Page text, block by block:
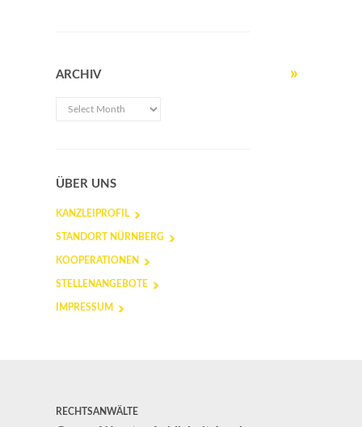
ARCHIV
ÜBER UNS
KANZLEIPROFIL
STANDORT NÜRNBERG
KOOPERATIONEN
STELLENANGEBOTE
IMPRESSUM
RECHTSANWÄLTE